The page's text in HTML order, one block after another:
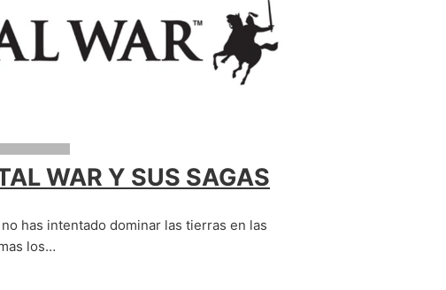
WAR Y SUS SAGAS
has intentado dominar las tierras en las
los…